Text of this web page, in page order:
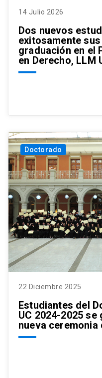
14 Julio 2026
Dos nuevos
exitosamente
graduación en el
en Derecho, LLM
Doctorado
22 Diciembre 2025
Estudiantes del
UC 2024-2025 se
nueva ceremonia